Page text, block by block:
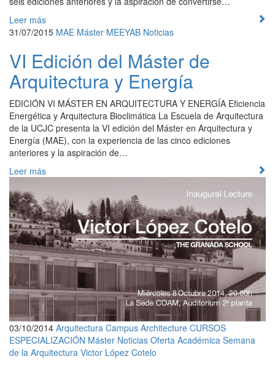
Leer más
31/07/2015 MAE Máster MEEYAB Noticias
VI Edición del Máster de
Arquitectura y Energía
EDICIÓN VI MÁSTER EN ARQUITECTURA Y ENERGÍA Eficiencia
Energética y Arquitectura Bioclimática La Escuela de Arquitectura
de la UCJC presenta la VI edición del Máster en Arquitectura y
Energía (MAE), con la experiencia de las cinco ediciones
anteriores y la aspiración de…
Leer más
03/10/2014 Arquitectura Campus Architecture CURSOS
ESPECIALIZACIÓN Máster Noticias Oferta Académica Semana
de la Arquitectura Victor López Cotelo